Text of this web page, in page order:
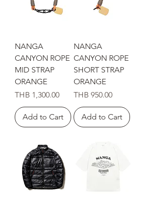
NANGA
CANYON ROPE
MID STRAP
ORANGE
Price
THB 1,300.00
Add to Cart
NANGA
CANYON ROPE
SHORT STRAP
ORANGE
Price
THB 950.00
Add to Cart